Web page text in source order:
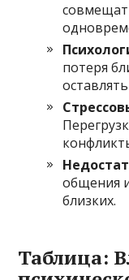
потеря
общения
близких.
Таблица: